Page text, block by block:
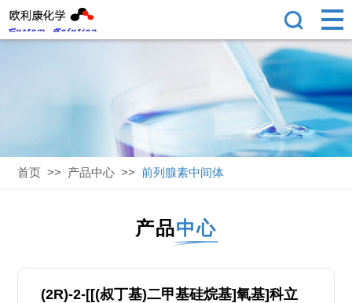
首页 >> 产品中心 >>前列腺素中间体
产品中心
(2R)-2-[[(叔丁基)二甲基硅烷基]氧基]科立